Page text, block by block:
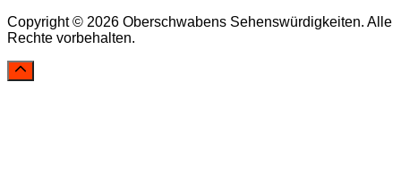
Copyright © 2026 Oberschwabens Sehenswürdigkeiten. Alle
Rechte vorbehalten.